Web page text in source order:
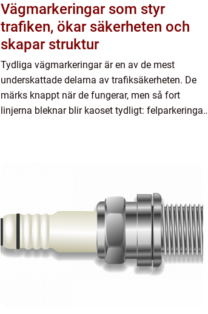
Vägmarkeringar som styr
trafiken, ökar säkerheten och
skapar struktur
Tydliga vägmarkeringar är en av de mest
underskattade delarna av trafiksäkerheten. De
märks knappt när de fungerar, men så fort
linjerna bleknar blir kaoset tydligt: felparkeringar,